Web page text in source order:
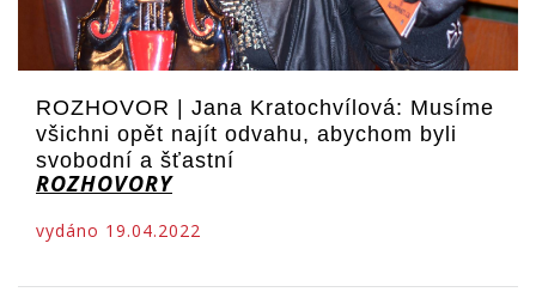
ROZHOVOR | Jana Kratochvílová: Musíme
všichni opět najít odvahu, abychom byli
svobodní a šťastní
ROZHOVORY
vydáno 19.04.2022